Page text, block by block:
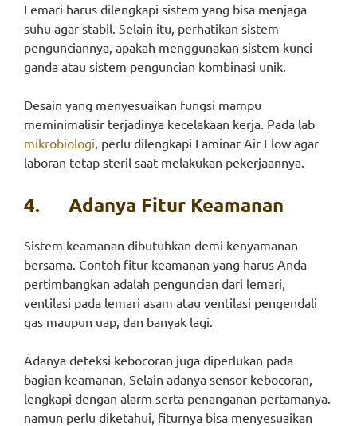
Lemari harus dilengkapi sistem yang bisa menjaga
suhu agar stabil. Selain itu, perhatikan sistem
pengunciannya, apakah menggunakan sistem kunci
ganda atau sistem penguncian kombinasi unik.
Desain yang menyesuaikan fungsi mampu
meminimalisir terjadinya kecelakaan kerja. Pada lab
mikrobiologi, perlu dilengkapi Laminar Air Flow agar
laboran tetap steril saat melakukan pekerjaannya.
4. Adanya Fitur Keamanan
Sistem keamanan dibutuhkan demi kenyamanan
bersama. Contoh fitur keamanan yang harus Anda
pertimbangkan adalah penguncian dari lemari,
ventilasi pada lemari asam atau ventilasi pengendali
gas maupun uap, dan banyak lagi.
Adanya deteksi kebocoran juga diperlukan pada
bagian keamanan, Selain adanya sensor kebocoran,
lengkapi dengan alarm serta penanganan pertamanya.
namun perlu diketahui, fiturnya bisa menyesuaikan